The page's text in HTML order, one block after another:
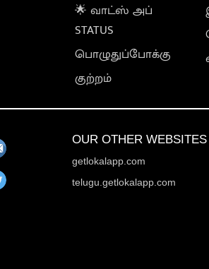
🌟 வாட்ஸ் அப்
STATUS
பொழுதுப்போக்கு
குற்றம்
OUR OTHER WEBSITES
getlokalapp.com
telugu.getlokalapp.com